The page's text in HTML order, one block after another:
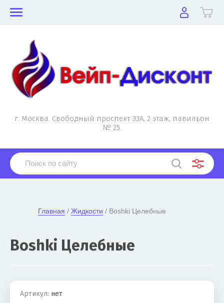
г. Москва. Свободный проспект 33А, 2 этаж, павильон
№ 25.
Главная / Жидкости / Boshki Целебные
Boshki Целебные
Артикул: нет